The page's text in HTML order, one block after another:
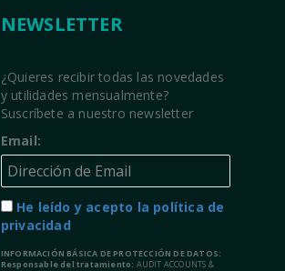
NEWSLETTER
¿Quieres recibir todas las novedades
y utilidades mensualmente?
Suscríbete a nuestro newsletter
Email:
He leído y acepto la política de
privacidad
INFORMACIÓN BÁSICA DE PROTECCIÓN DE DATOS:
Responsable del tratamiento: AUDIT ACCOUNTS &